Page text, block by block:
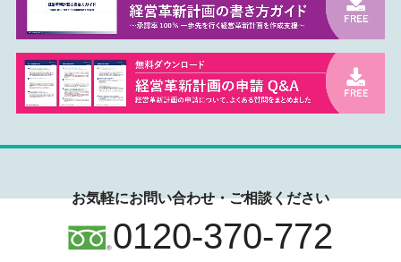
お気軽にお問い合わせ・ご相談ください
0120-370-772